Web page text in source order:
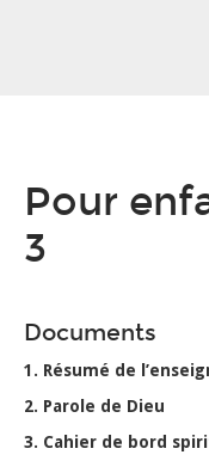
Pour
3
Documents
1. Résumé de
2. Parole de Dieu
3. Cahier de bord